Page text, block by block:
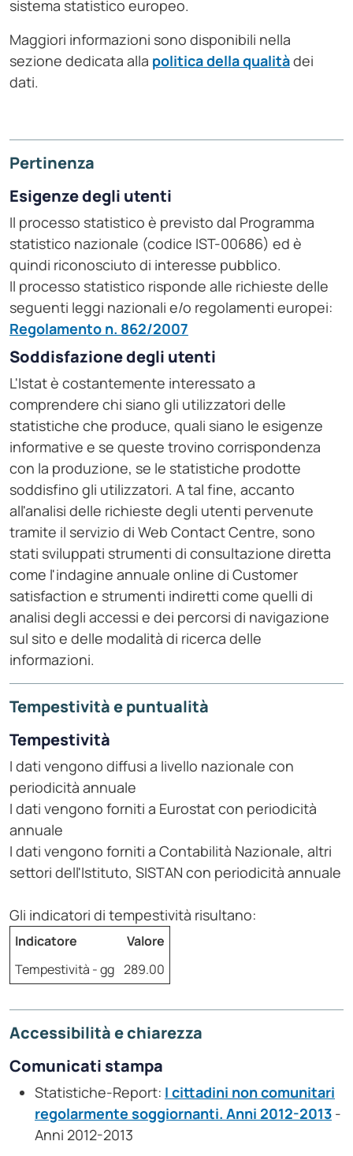
sistema statistico europeo.
Maggiori informazioni sono disponibili nella
sezione dedicata alla politica della qualitàdei
dati.
Pertinenza
Esigenze degli utenti
Il processo statistico è previsto dal Programma
statistico nazionale (codice IST-00686) ed è
quindi riconosciuto di interesse pubblico.
Il processo statistico risponde alle richieste delle
seguenti leggi nazionali e/o regolamenti europei:
Regolamento n. 862/2007
Soddisfazione degli utenti
L'Istat è costantemente interessato a
comprendere chi siano gli utilizzatori delle
statistiche che produce, quali siano le esigenze
informative e se queste trovino corrispondenza
con la produzione, se le statistiche prodotte
soddisfino gli utilizzatori. A tal fine, accanto
all'analisi delle richieste degli utenti pervenute
tramite il servizio di Web Contact Centre, sono
stati sviluppati strumenti di consultazione diretta
come l'indagine annuale online di Customer
satisfaction e strumenti indiretti come quelli di
analisi degli accessi e dei percorsi di navigazione
sul sito e delle modalità di ricerca delle
informazioni.
Tempestività e puntualità
Tempestività
I dati vengono diffusi a livello nazionale con
periodicità annuale
I dati vengono forniti a Eurostat con periodicità
annuale
I dati vengono forniti a Contabilità Nazionale, altri
settori dell'Istituto, SISTAN con periodicità annuale
Gli indicatori di tempestività risultano:
Indicatore
Valore
Tempestività - gg 289.00
Accessibilità e chiarezza
Comunicati stampa
Statistiche-Report: I cittadini non comunitari
regolarmente soggiornanti. Anni 2012-2013 -
Anni 2012-2013